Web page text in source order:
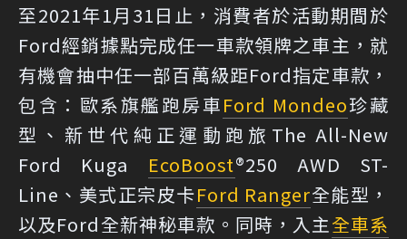
至2021年1月31日止，消費者於活動期間於
Ford經銷據點完成任一車款領牌之車主，就
有機會抽中任一部百萬級距Ford指定車款，
包含：歐系旗艦跑房車Ford Mondeo珍藏
型、新世代純正運動跑旅The All-New
Ford Kuga EcoBoost®250 AWD ST-
Line、美式正宗皮卡Ford Ranger全能型，
以及Ford全新神秘車款。同時，入主全車系